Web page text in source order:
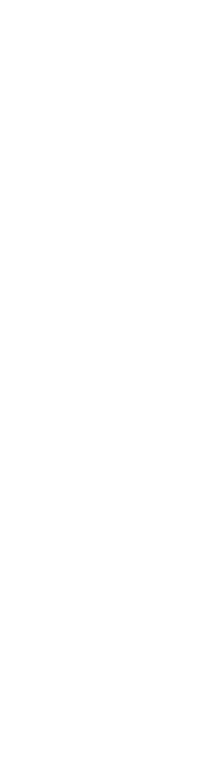
por noches
ser un
te
y
el fútbol
de 1991 en
el fútbol es
Pelé, leyenda
con el
André Ayew
O sea, en esa
del Lyon-
Marsella,